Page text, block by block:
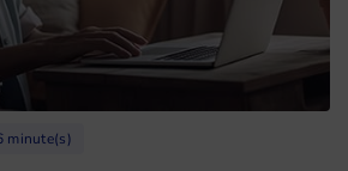
minute(s)